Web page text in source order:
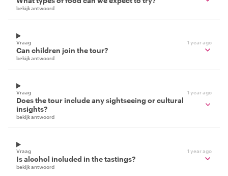
bekijk antwoord
Vraag 1 year ago
Can children join the tour?
bekijk antwoord
Vraag 1 year ago
Does the tour include any sightseeing or cultural
insights?
bekijk antwoord
Vraag 1 year ago
Is alcohol included in the tastings?
bekijk antwoord